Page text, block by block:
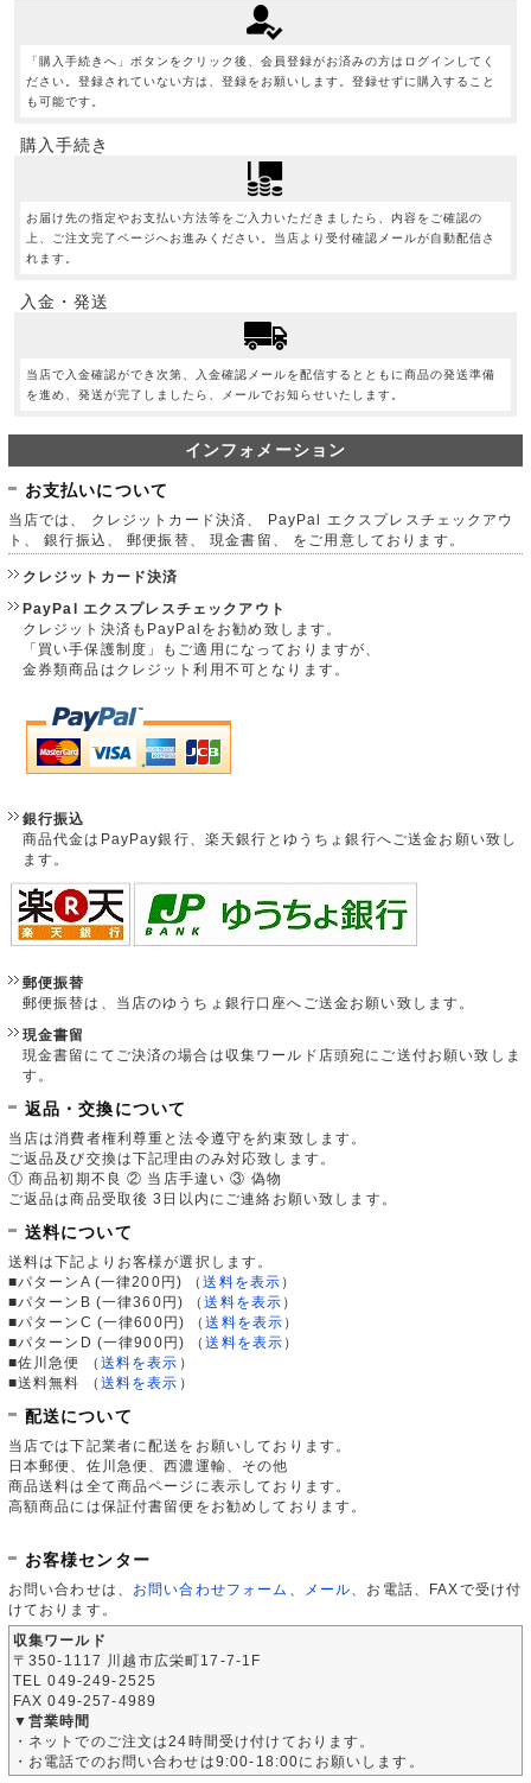
「購入手続きへ」ボタンをクリック後、会員登録がお済みの方はログインしてく
ださい。登録されていない方は、登録をお願いします。登録せずに購入すること
も可能です。
購入手続き
お届け先の指定やお支払い方法等をご入力いただきましたら、内容をご確認の
上、ご注文完了ページへお進みください。当店より受付確認メールが自動配信さ
れます。
入金・発送
当店で入金確認ができ次第、入金確認メールを配信するとともに商品の発送準備
を進め、発送が完了しましたら、メールでお知らせいたします。
インフォメーション
お支払いについて
当店では、 クレジットカード決済、 PayPal エクスプレスチェックアウ
ト、 銀行振込、 郵便振替、 現金書留、 をご用意しております。
クレジットカード決済
PayPal エクスプレスチェックアウト
クレジット決済もPayPalをお勧め致します。
「買い手保護制度」もご適用になっておりますが、
金券類商品はクレジット利用不可となります。
銀行振込
商品代金はPayPay銀行、楽天銀行とゆうちょ銀行へご送金お願い致し
ます。
郵便振替
郵便振替は、当店のゆうちょ銀行口座へご送金お願い致します。
現金書留
現金書留にてご決済の場合は収集ワールド店頭宛にご送付お願い致しま
す。
返品・交換について
当店は消費者権利尊重と法令遵守を約束致します。
ご返品及び交換は下記理由のみ対応致します。
① 商品初期不良 ② 当店手違い ③ 偽物
ご返品は商品受取後 3日以内にご連絡お願い致します。
送料について
送料は下記よりお客様が選択します。
■パターンA (一律200円)
（送料を表示 ）
■パターンB (一律360円)
（送料を表示 ）
■パターンC (一律600円)
（送料を表示 ）
■パターンD (一律900円)
（送料を表示 ）
■佐川急便
（ 送料を表示 ）
■送料無料
（ 送料を表示 ）
配送について
当店では下記業者に配送をお願いしております。
日本郵便、佐川急便、西濃運輸、その他
商品送料は全て商品ページに表示しております。
高額商品には保証付書留便をお勧めしております。
お客様センター
お問い合わせは、 お問い合わせフォーム メール 、お電話、FAXで受け付
けております。
収集ワールド
〒350-1117 川越市広栄町17-7-1F
TEL 049-249-2525
FAX 049-257-4989
▼営業時間
・ネットでのご注文は24時間受け付けております。
・お電話でのお問い合わせは9:00-18:00にお願いします。